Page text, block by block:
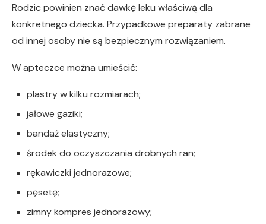
Rodzic powinien znać dawkę leku właściwą dla
konkretnego dziecka. Przypadkowe preparaty zabrane
od innej osoby nie są bezpiecznym rozwiązaniem.
W apteczce można umieścić:
plastry w kilku rozmiarach;
jałowe gaziki;
bandaż elastyczny;
środek do oczyszczania drobnych ran;
rękawiczki jednorazowe;
pęsetę;
zimny kompres jednorazowy;